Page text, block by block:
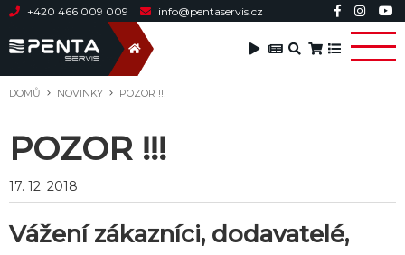
+420 466 009 009 info@pentaservis.cz
DOMŮ NOVINKY POZOR !!!
POZOR !!!
17. 12. 2018
Vážení zákazníci, dodavatelé,